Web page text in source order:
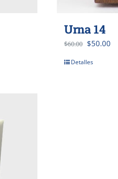
Urna 14
$60.00 $50.00
Detalles